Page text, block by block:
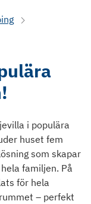
i populära
huset fem
som skapar
familjen. På
för hela
– perfekt